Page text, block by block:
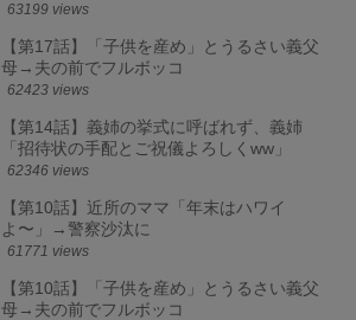
63199 views
【第17話】「子供を産め」とうるさい義父
母→夫の前でフルボッコ
62423 views
【第14話】義姉の挙式に呼ばれず、義姉
「招待状の手配とご祝儀よろしくww」
62346 views
【第10話】近所のママ「年末はハワイ
よ〜」→警察沙汰に
61771 views
【第10話】「子供を産め」とうるさい義父
母→夫の前でフルボッコ